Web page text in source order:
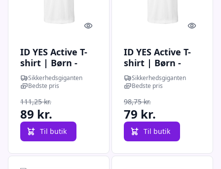
Quick look
ID YES Active T-
shirt | Børn -
42030 - Hvid / 3XL
| T-shirts |
Sikkerhedsgiganten
Bedste pris
111,25 kr.
89 kr.
Til butik
Quick
ID YES Active T-
shirt | Børn -
42030 - Hvid / M |
T-shirts |
Sikkerhedsgiganten
Bedste pris
98,75 kr.
79 kr.
Til butik